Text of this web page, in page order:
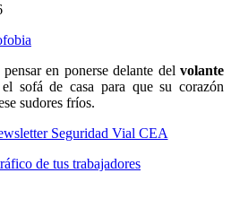
en ponerse delante del volante
el sofá de casa para que su corazón
sudores fríos.